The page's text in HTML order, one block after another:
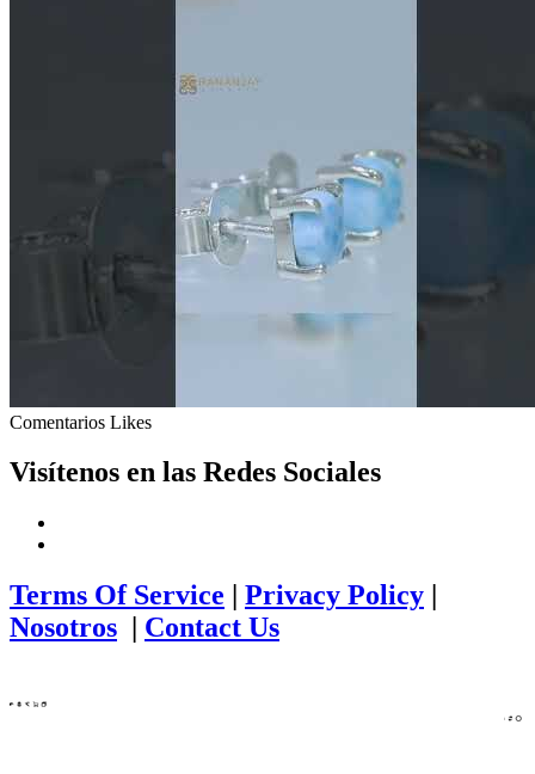
Comentarios Likes
Visítenos en las Redes Sociales
Terms Of Service Privacy Policy
Nosotros
Contact Us